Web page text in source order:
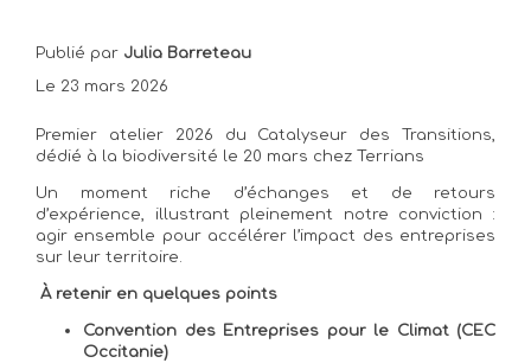
Publié par Julia Barreteau
Le 23 mars 2026
Premier atelier 2026 du Catalyseur des Transitions,
dédié à la biodiversité le 20 mars chez Terrians
Un moment riche d’échanges et de retours
d’expérience, illustrant pleinement notre conviction :
agir ensemble pour accélérer l’impact des entreprises
sur leur territoire.
À retenir en quelques points
Convention des Entreprises pour le Climat (CEC
Occitanie)